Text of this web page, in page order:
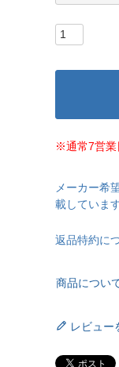
※通常7営業
メーカー希
載していま
返品特約に
商品につい
レビュー